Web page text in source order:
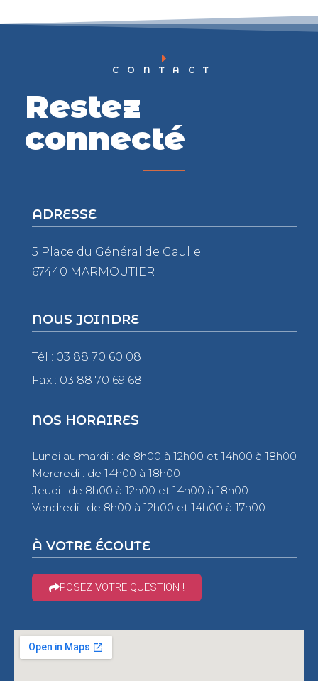
CONTACT
Restez
connecté
ADRESSE
5 Place du Général de Gaulle
67440 MARMOUTIER
NOUS JOINDRE
Tél : 03 88 70 60 08
Fax : 03 88 70 69 68
NOS HORAIRES
Lundi au mardi : de 8h00 à 12h00 et 14h00 à 18h00
Mercredi : de 14h00 à 18h00
Jeudi : de 8h00 à 12h00 et 14h00 à 18h00
Vendredi : de 8h00 à 12h00 et 14h00 à 17h00
À VOTRE ÉCOUTE
POSEZ VOTRE QUESTION !